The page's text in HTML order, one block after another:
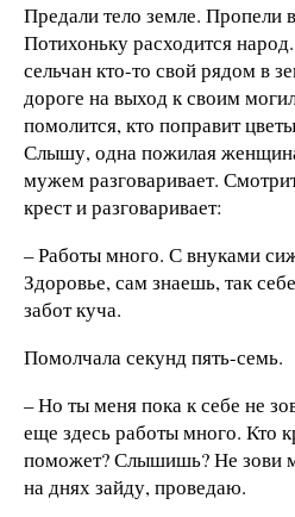
Предали тело земле. Пропели
Потихоньку расходится
сельчан кто-то свой рядом в
дороге на выход к своим
помолится, кто поправит
Слышу, одна пожилая
мужем разговаривает.
крест и разговаривает:
– Работы много. С внуками
Здоровье, сам знаешь, так
забот куча.
Помолчала секунд пять-семь.
– Но ты меня пока к себе не
еще здесь работы много. Кто
поможет? Слышишь? Не зови
на днях зайду, проведаю.